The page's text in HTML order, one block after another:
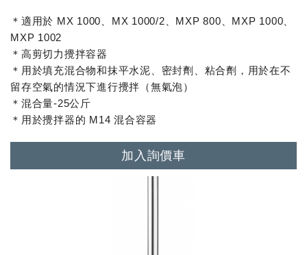
＊適用於 MX 1000、MX 1000/2、MXP 800、MXP 1000、
MXP 1002
＊高剪切力攪拌容器
＊用於填充混合物和抹平水泥、密封劑、粘合劑，用於在不
留存空氣的情況下進行攪拌（無氣泡）
＊混合量-25公斤
＊用於攪拌器的 M14 混合容器
加入詢價車